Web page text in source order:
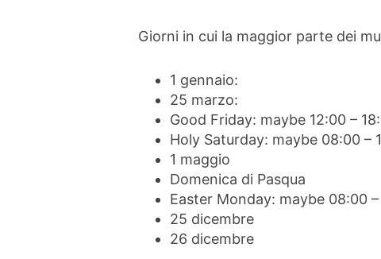
Giorni in cui la maggior parte dei
1 gennaio:
25 marzo:
Good Friday: maybe 12:00 –
Holy Saturday: maybe 08:00 –
1 maggio
Domenica di Pasqua
Easter Monday: maybe 08:00
25 dicembre
26 dicembre